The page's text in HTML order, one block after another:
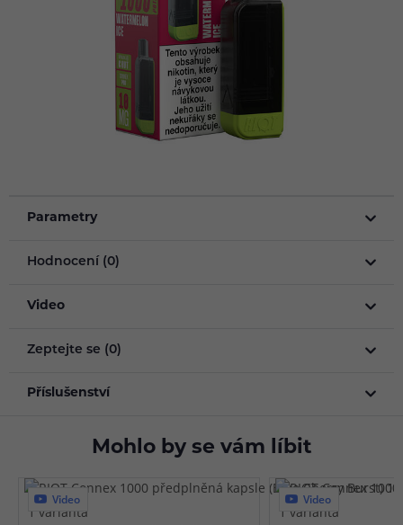
Parametry
Hodnocení (0)
Video
Zeptejte se (0)
Příslušenství
Mohlo by se vám líbit
Video
1 varianta
Video
1 varianta